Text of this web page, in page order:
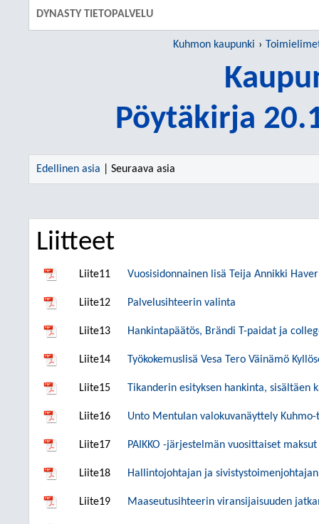
DYNASTY TIETOPALVELU
Kuhmon kaupunki
Pöytäkirja
Edellinen asia | Seuraava asia
Liitteet
Liite11 Vuosisidonnainen lisä Teija Annikki
Liite12 Palvelusihteerin valinta
Liite13 Hankintapäätös, Brändi T-paidat ja
Liite14 Työkokemuslisä Vesa Tero Väinämö
Liite15 Tikanderin esityksen hankinta, sisältäen
Liite16 Unto Mentulan valokuvanäyttely
Liite17 PAIKKO -järjestelmän vuosittaiset maksut
Liite18 Hallintojohtajan ja
Liite19 Maaseutusihteerin viransijaisuuden